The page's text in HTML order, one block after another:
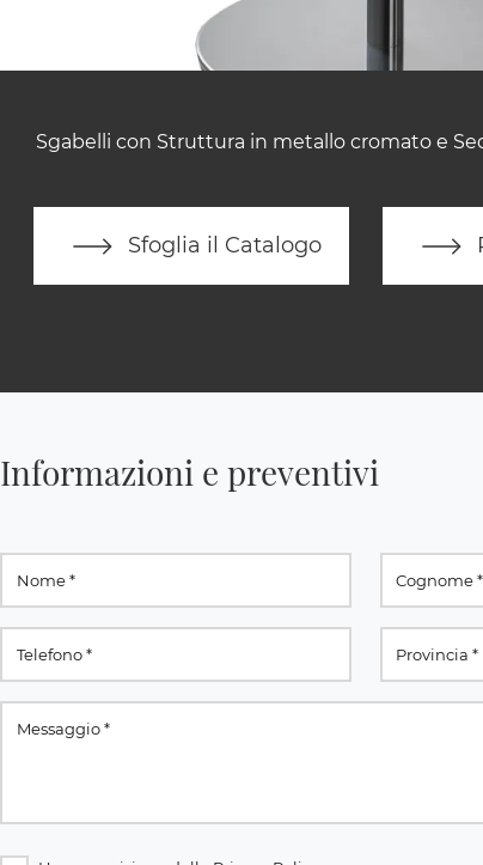
Sgabelli con Struttura in metallo cromato e
Sfoglia il Catalogo
Informazioni e preventivi